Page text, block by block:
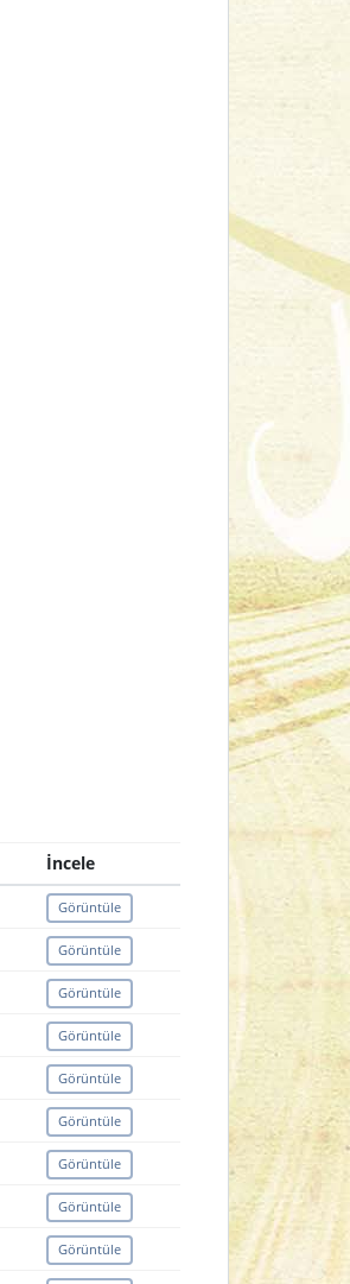
İncele
Görüntüle
Görüntüle
Görüntüle
Görüntüle
Görüntüle
Görüntüle
Görüntüle
Görüntüle
Görüntüle